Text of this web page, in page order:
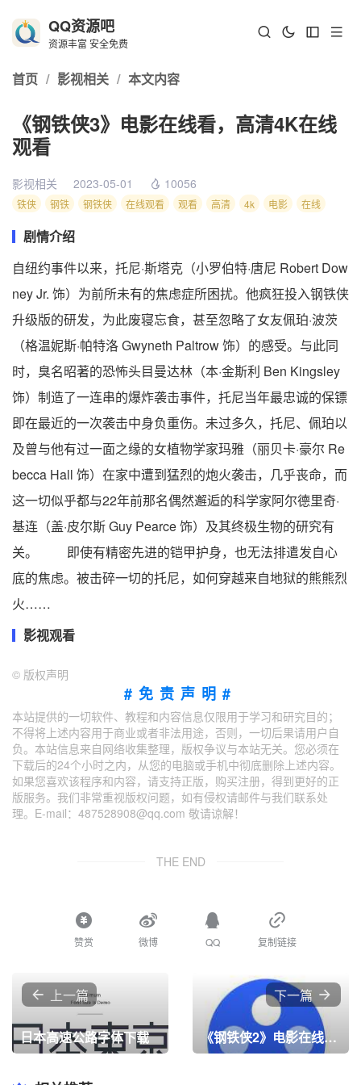
QQ资源吧
资源丰富 安全免费
首页 / 影视相关 / 本文内容
《钢铁侠3》电影在线看，高清4K在线
观看
影视相关 2023-05-01 10056
铁侠 钢铁 钢铁侠 在线观看 观看 高清 4k 电影 在线
剧情介绍
自纽约事件以来，托尼·斯塔克（小罗伯特·唐尼 Robert Dow
ney Jr. 饰）为前所未有的焦虑症所困扰。他疯狂投入钢铁侠
升级版的研发，为此废寝忘食，甚至忽略了女友佩珀·波茨
（格温妮斯·帕特洛 Gwyneth Paltrow 饰）的感受。与此同
时，臭名昭著的恐怖头目曼达林（本·金斯利 Ben Kingsley
饰）制造了一连串的爆炸袭击事件，托尼当年最忠诚的保镖
即在最近的一次袭击中身负重伤。未过多久，托尼、佩珀以
及曾与他有过一面之缘的女植物学家玛雅（丽贝卡·豪尔 Re
becca Hall 饰）在家中遭到猛烈的炮火袭击，几乎丧命，而
这一切似乎都与22年前那名偶然邂逅的科学家阿尔德里奇·
基连（盖·皮尔斯 Guy Pearce 饰）及其终极生物的研究有
关。 即使有精密先进的铠甲护身，也无法排遣发自心
底的焦虑。被击碎一切的托尼，如何穿越来自地狱的熊熊烈
火……
影视观看
© 版权声明
#免责声明#
本站提供的一切软件、教程和内容信息仅限用于学习和研究目的；
不得将上述内容用于商业或者非法用途，否则，一切后果请用户自
负。本站信息来自网络收集整理，版权争议与本站无关。您必须在
下载后的24个小时之内，从您的电脑或手机中彻底删除上述内容。
如果您喜欢该程序和内容，请支持正版，购买注册，得到更好的正
版服务。我们非常重视版权问题，如有侵权请邮件与我们联系处
理。E-mail：487528908@qq.com 敬请谅解！
THE END
赞赏 微博 QQ 复制链接
上一篇
日本高速公路字体下载
下一篇
《钢铁侠2》电影在线看，高清4K在线观看